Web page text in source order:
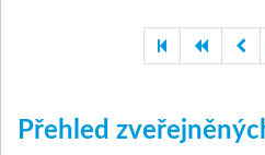
Přehled